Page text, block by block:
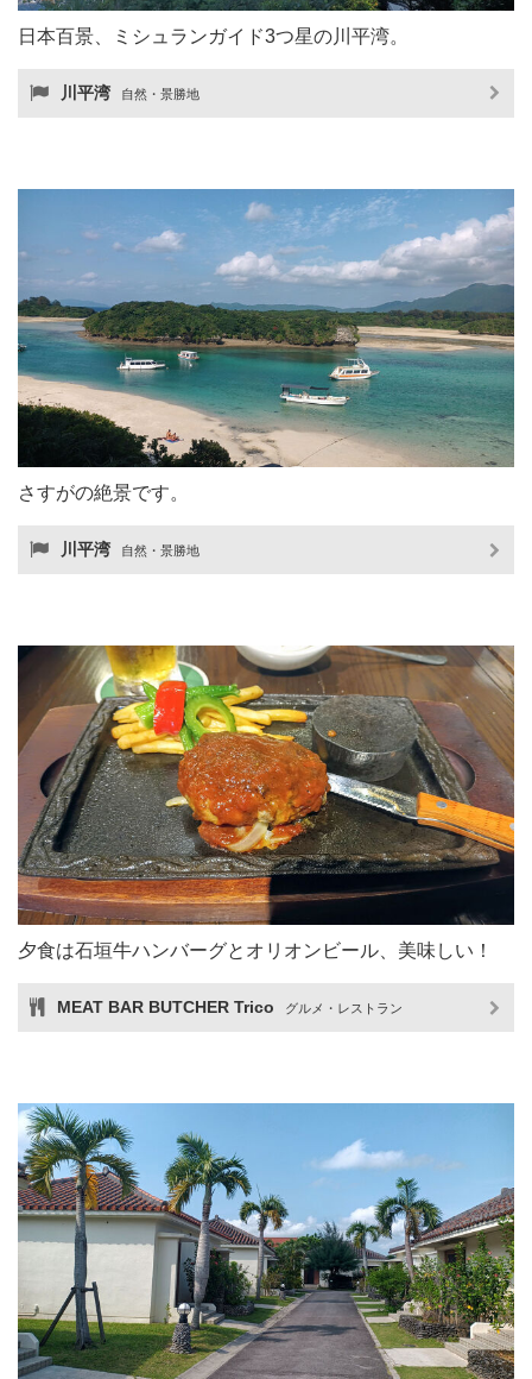
日本百景、ミシュランガイド3つ星の川平湾。
川平湾 自然・景勝地
さすがの絶景です。
川平湾 自然・景勝地
夕食は石垣牛ハンバーグとオリオンビール、美味しい！
MEAT BAR BUTCHER Trico グルメ・レストラン